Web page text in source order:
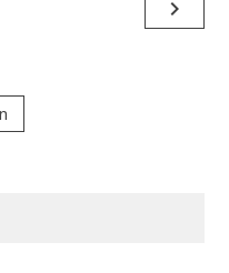
navigate_next